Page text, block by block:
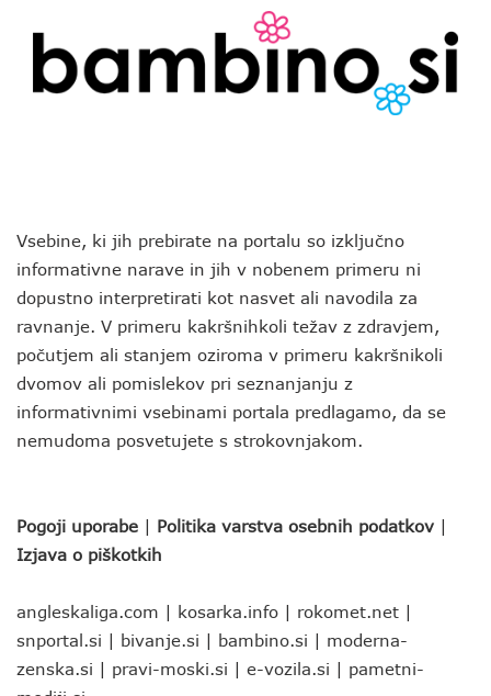
Vsebine, ki jih prebirate na portalu so izključno
informativne narave in jih v nobenem primeru ni
dopustno interpretirati kot nasvet ali navodila za
ravnanje. V primeru kakršnihkoli težav z zdravjem,
počutjem ali stanjem oziroma v primeru kakršnikoli
dvomov ali pomislekov pri seznanjanju z
informativnimi vsebinami portala predlagamo, da se
nemudoma posvetujete s strokovnjakom.
Pogoji uporabe | Politika varstva osebnih podatkov |
Izjava o piškotkih
angleskaliga.com | kosarka.info | rokomet.net |
snportal.si | bivanje.si | bambino.si | moderna-
zenska.si | pravi-moski.si | e-vozila.si | pametni-